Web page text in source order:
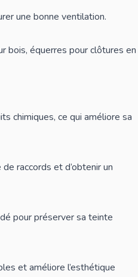
une bonne ventilation.
bois, équerres pour clôtures en
chimiques, ce qui améliore sa
raccords et d’obtenir un
pour préserver sa teinte
et améliore l’esthétique